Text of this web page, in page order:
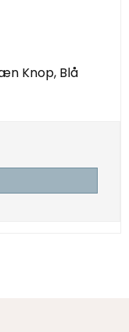
Knop, Blå